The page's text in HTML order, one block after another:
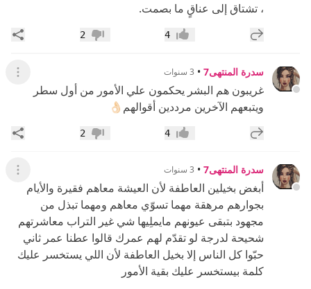
، تشتاق إلى عناقٍ ما بصمت.
إضافة رد جديد إعجاب4 عدم إعجاب
2
سدرة المنتهى7 • 3 سنوات عرض
غريبون هم البشر يحكمون علي الأمور من أول سطر
ويتبعهم الآخرين مرددين أقوالهم👌🏻
إضافة رد جديد إعجاب4 عدم إعجاب
2
سدرة المنتهى7 • 3 سنوات عرض
‏أبغض بخيلين العاطفة لأن العيشة معاهم فقيرة والأيام
بجوارهم مرهقة مهما تسوّي معاهم ومهما تبذل من
مجهود بتبقى عيونهم مايملِيها شي غير التراب معاشرتهم
شحيحة لدرجة لو تقدّم لهم عمرك قالوا عطنا عمر ثاني
حبّوا كل الناس إلا بخيل العاطفة لأن اللي يستخسر عليك
كلمة بيستخسر عليك بقية الأمور